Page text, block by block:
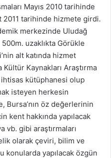
Mayıs 2010 tarihinde
2011 tarihinde hizmete girdi.
merkezinde Uludağ
uzaklıkta Görükle
alt katında hizmet
Kaynakları Araştırma
kütüphanesi olup
isteyen herkesin
Bursa’nın öz değerlerinin
kent hakkında yapılacak
vb. gibi araştırmaları
olarak çeviri, bilim ve
konularda yapılacak özgün